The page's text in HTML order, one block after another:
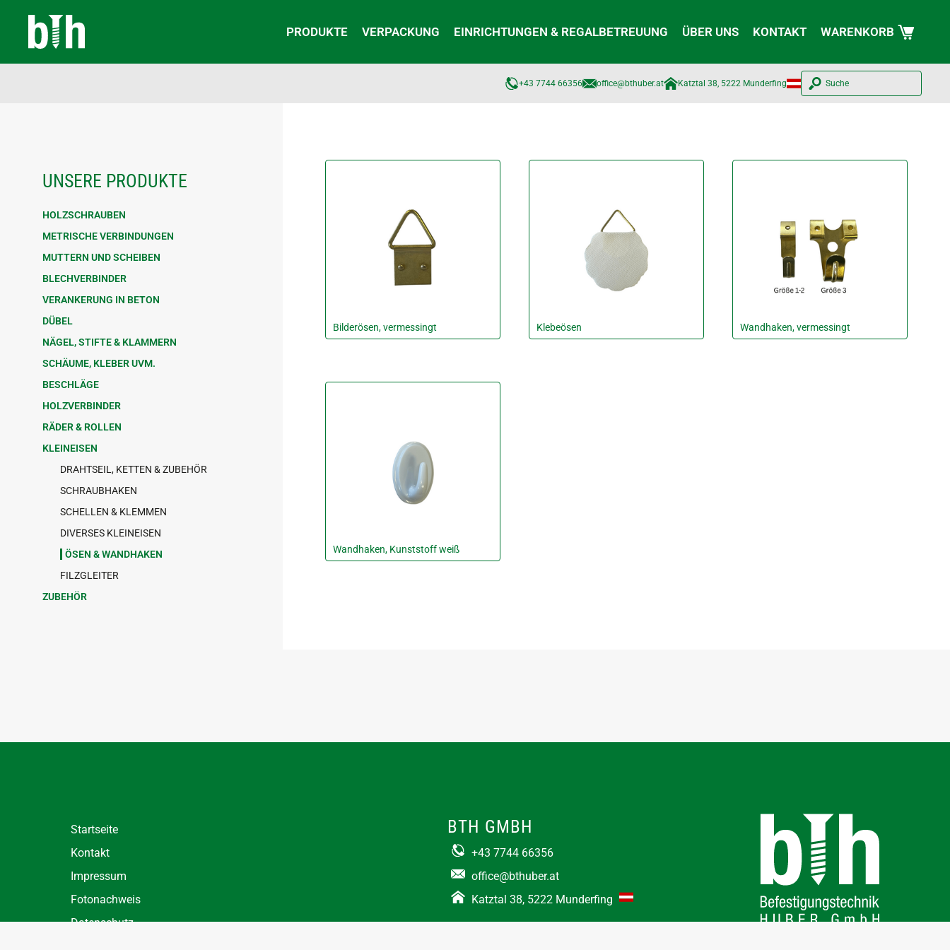
PRODUKTE VERPACKUNG EINRICHTUNGEN & REGALBETREUUNG ÜBER UNS KONTAKT WARENKORB
+43 7744 66356 office@bthuber.at​ Katztal 38, 5222 Munderfing Suche
UNSERE PRODUKTE
HOLZSCHRAUBEN
METRISCHE VERBINDUNGEN
MUTTERN UND SCHEIBEN
BLECHVERBINDER
VERANKERUNG IN BETON
DÜBEL
NÄGEL, STIFTE & KLAMMERN
SCHÄUME, KLEBER UVM.
BESCHLÄGE
HOLZVERBINDER
RÄDER & ROLLEN
KLEINEISEN
DRAHTSEIL, KETTEN & ZUBEHÖR
SCHRAUBHAKEN
SCHELLEN & KLEMMEN
DIVERSES KLEINEISEN
ÖSEN & WANDHAKEN
FILZGLEITER
ZUBEHÖR
Bilderösen, vermessingt Klebeösen Wandhaken, vermessingt
Wandhaken, Kunststoff weiß
Startseite
Kontakt
Impressum
Fotonachweis
Datenschutz
BTH GMBH
+43 7744 66356
office@bthuber.at​
Katztal 38, 5222 Munderfing